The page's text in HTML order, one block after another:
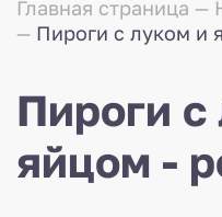
Главная страница
Пироги с луком и
Пироги с
яйцом -